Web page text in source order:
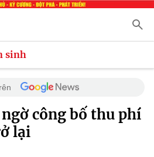
sinh
công bố thu phí
lại